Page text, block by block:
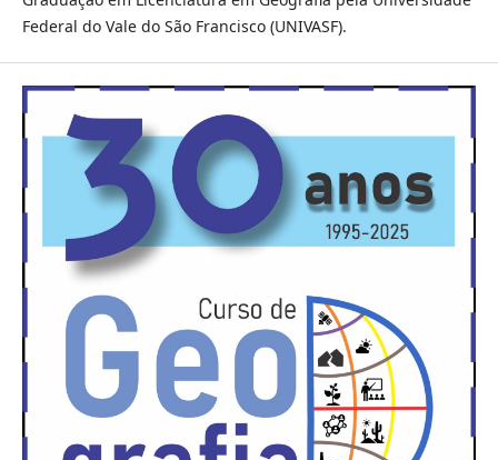
Federal do Vale do São Francisco (UNIVASF).